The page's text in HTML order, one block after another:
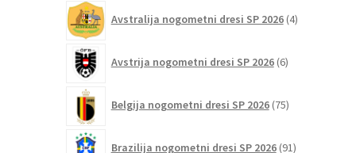
Avstralija nogometni dresi SP 2026 4izdelki
Avstrija nogometni dresi SP 2026 6izdelkov
Belgija nogometni dresi SP 2026 75izdelkov
Brazilija nogometni dresi SP 2026 91